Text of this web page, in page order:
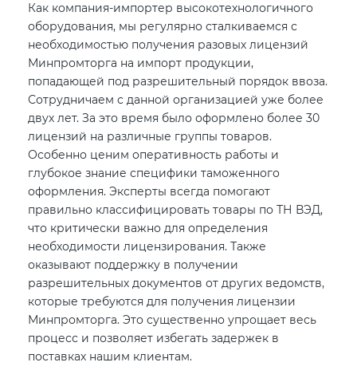
Как компания-импортер высокотехнологичного
оборудования, мы регулярно сталкиваемся с
необходимостью получения разовых лицензий
Минпромторга на импорт продукции,
попадающей под разрешительный порядок ввоза.
Сотрудничаем с данной организацией уже более
двух лет. За это время было оформлено более 30
лицензий на различные группы товаров.
Особенно ценим оперативность работы и
глубокое знание специфики таможенного
оформления. Эксперты всегда помогают
правильно классифицировать товары по ТН ВЭД,
что критически важно для определения
необходимости лицензирования. Также
оказывают поддержку в получении
разрешительных документов от других ведомств,
которые требуются для получения лицензии
Минпромторга. Это существенно упрощает весь
процесс и позволяет избегать задержек в
поставках нашим клиентам.